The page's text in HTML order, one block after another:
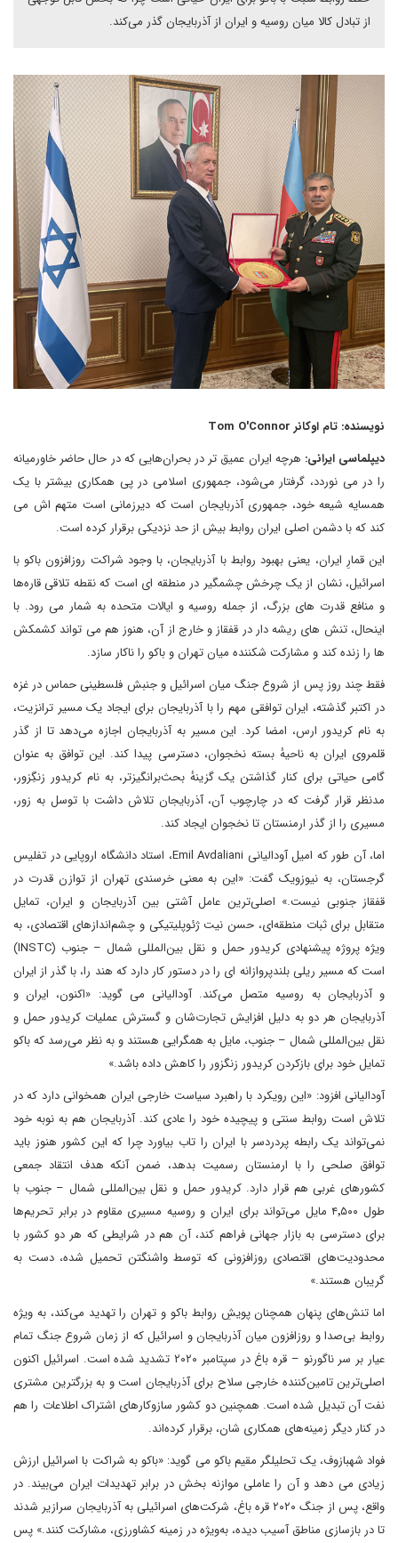
از تبادل کالا میان روسیه و ایران از آذربایجان گذر می‌کند.
نویسنده: تام اوکانر Tom O'Connor
دیپلماسی ایرانی: هرچه ایران عمیق تر در بحران‌هایی که در حال حاضر خاورمیانه
را در می نوردد، گرفتار می‌شود، جمهوری اسلامی در پی همکاری بیشتر با یک
همسایه شیعه خود، جمهوری آذربایجان است که دیرزمانی است متهم اش می
کند که با دشمن اصلی ایران روابط بیش از حد نزدیکی برقرار کرده است.
این قمارِ ایران، یعنی بهبود روابط با آذربایجان، با وجود شراکت روزافزون باکو با
اسرائیل، نشان از یک چرخش چشمگیر در منطقه ای است که نقطه تلاقی قاره‌ها
و منافع قدرت های بزرگ، از جمله روسیه و ایالات متحده به شمار می رود. با
اینحال، تنش های ریشه دار در قفقاز و خارج از آن، هنوز هم می تواند کشمکش
ها را زنده کند و مشارکت شکننده میان تهران و باکو را ناکار سازد.
فقط چند روز پس از شروع جنگ میان اسرائیل و جنبش فلسطینی حماس در غزه
در اکتبر گذشته، ایران توافقی مهم را با آذربایجان برای ایجاد یک مسیر ترانزیت،
به نام کریدور ارس، امضا کرد. این مسیر به آذربایجان اجازه می‌دهد تا از گذر
قلمروی ایران به ناحیهٔ بسته نخجوان، دسترسی پیدا کند. این توافق به عنوان
گامی حیاتی برای کنار گذاشتن یک گزینهٔ بحث‌برانگیزتر، به نام کریدور زنگِزور،
مدنظر قرار گرفت که در چارچوب آن، آذربایجان تلاش داشت با توسل به زور،
مسیری را از گذر ارمنستان تا نخجوان ایجاد کند.
اما، آن طور که امیل آودالیانی Emil Avdaliani، استاد دانشگاه اروپایی در تفلیس
گرجستان، به نیوزویک گفت: «این به معنی خرسندی تهران از توازن قدرت در
قفقاز جنوبی نیست.» اصلی‌ترین عامل آشتی بین آذربایجان و ایران، تمایل
متقابل برای ثبات منطقه‌ای، حسن نیت ژئوپلیتیکی و چشم‌اندازهای اقتصادی، به
ویژه پروژه پیشنهادی کریدور حمل و نقل بین‌المللی شمال – جنوب (INSTC)
است که مسیر ریلی بلندپروازانه ای را در دستور کار دارد که هند را، با گذر از ایران
و آذربایجان به روسیه متصل می‌کند. آودالیانی می گوید: «اکنون، ایران و
آذربایجان هر دو به دلیل افزایش تجارت‌شان و گسترش عملیات کریدور حمل و
نقل بین‌المللی شمال – جنوب، مایل به همگرایی هستند و به نظر می‌رسد که باکو
تمایل خود برای بازکردن کریدور زنگزور را کاهش داده باشد.»
آودالیانی افزود: «این رویکرد با راهبرد سیاست خارجی ایران همخوانی دارد که در
تلاش است روابط سنتی و پیچیده خود را عادی کند. آذربایجان هم به نوبه خود
نمی‌تواند یک رابطه پردردسر با ایران را تاب بیاورد چرا که این کشور هنوز باید
توافق صلحی را با ارمنستان رسمیت بدهد، ضمن آنکه هدف انتقاد جمعی
کشورهای غربی هم قرار دارد. کریدور حمل و نقل بین‌المللی شمال – جنوب با
طول ۴٬۵۰۰ مایل می‌تواند برای ایران و روسیه مسیری مقاوم در برابر تحریم‌ها
برای دسترسی به بازار جهانی فراهم کند، آن هم در شرایطی که هر دو کشور با
محدودیت‌های اقتصادی روزافزونی که توسط واشنگتن تحمیل شده، دست به
گریبان هستند.»
اما تنش‌های پنهان همچنان پویشِ روابط باکو و تهران را تهدید می‌کند، به ویژه
روابط بی‌صدا و روزافزون میان آذربایجان و اسرائیل که از زمان شروع جنگ تمام
عیار بر سر ناگورنو – قره باغ در سپتامبر ۲۰۲۰ تشدید شده است. اسرائیل اکنون
اصلی‌ترین تامین‌کننده خارجی سلاح برای آذربایجان است و به بزرگترین مشتری
نفت آن تبدیل شده است. همچنین دو کشور سازوکار‌های اشتراک اطلاعات را هم
در کنار دیگر زمینه‌های همکاری شان، برقرار کرده‌اند.
فواد شهبازوف، یک تحلیلگر مقیم باکو می گوید: «باکو به شراکت با اسرائیل ارزش
زیادی می دهد و آن را عاملی موازنه بخش در برابر تهدیدات ایران می‌بیند. در
واقع، پس از جنگ ۲۰۲۰ قره باغ، شرکت‌های اسرائیلی به آذربایجان سرازیر شدند
تا در بازسازی مناطق آسیب دیده، به‌ویژه در زمینه کشاورزی، مشارکت کنند.» پس